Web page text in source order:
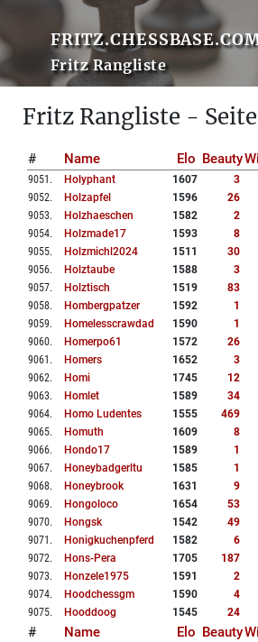
Fritz Rangliste
Fritz Rangliste - Seite
# Name Elo Beauty
9051 . Holyphant 1607 3
9052. Holzapfel 1596 26
9053. Holzhaeschen 1582 2
9054. Holzmade17 1593 8
9055. Holzmichl2024 1511 30
9056. Holztaube 1588 3
9057. Holztisch 1519 83
9058. Hombergpatzer 1592 1
9059. Homelesscrawdad 1590 1
9060. Homerpo61 1572 26
9061 . Homers 1652 3
9062. Homi 1745 12
9063. Homlet 1589 34
9064. Homo Ludentes 1555 469
9065. Homuth 1609 8
9066. Hondo17 1589 1
9067. Honeybadgerltu 1585 1
9068. Honeybrook 1631 9
9069. Hongoloco 1654 53
9070. Hongsk 1542 49
9071 . Honigkuchenpferd 1582 6
9072. Hons-Pera 1705 187
9073. Honzele1975 1591 2
9074. Hoodchessgm 1590 4
9075. Hooddoog 1545 24
# Name Elo Beauty